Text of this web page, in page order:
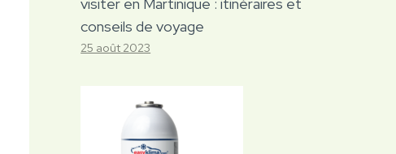
conseils de voyage
25 août 2023